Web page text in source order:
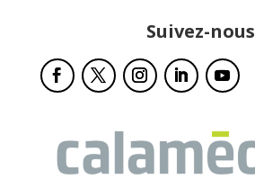
Suivez-nous